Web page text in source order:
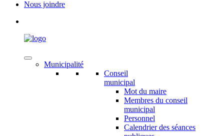
Nous joindre
Municipalité
Conseil
municipal
Mot du maire
Membres du conseil
municipal
Personnel
Calendrier des séances